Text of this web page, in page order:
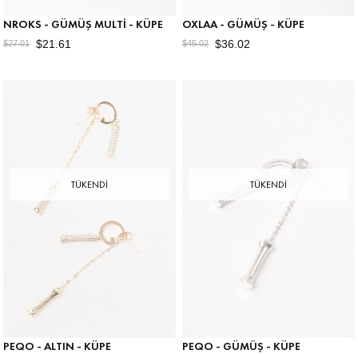
NROKS - GÜMÜŞ MULTI - KÜPE
$21.61
$27.01
OXLAA - GÜMÜŞ - KÜPE
$36.02
$45.02
TÜKENDI
PEQO - ALTIN - KÜPE
TÜKENDI
PEQO - GÜMÜŞ - KÜPE